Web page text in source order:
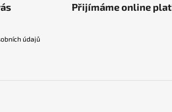
údajů
Přijímáme online